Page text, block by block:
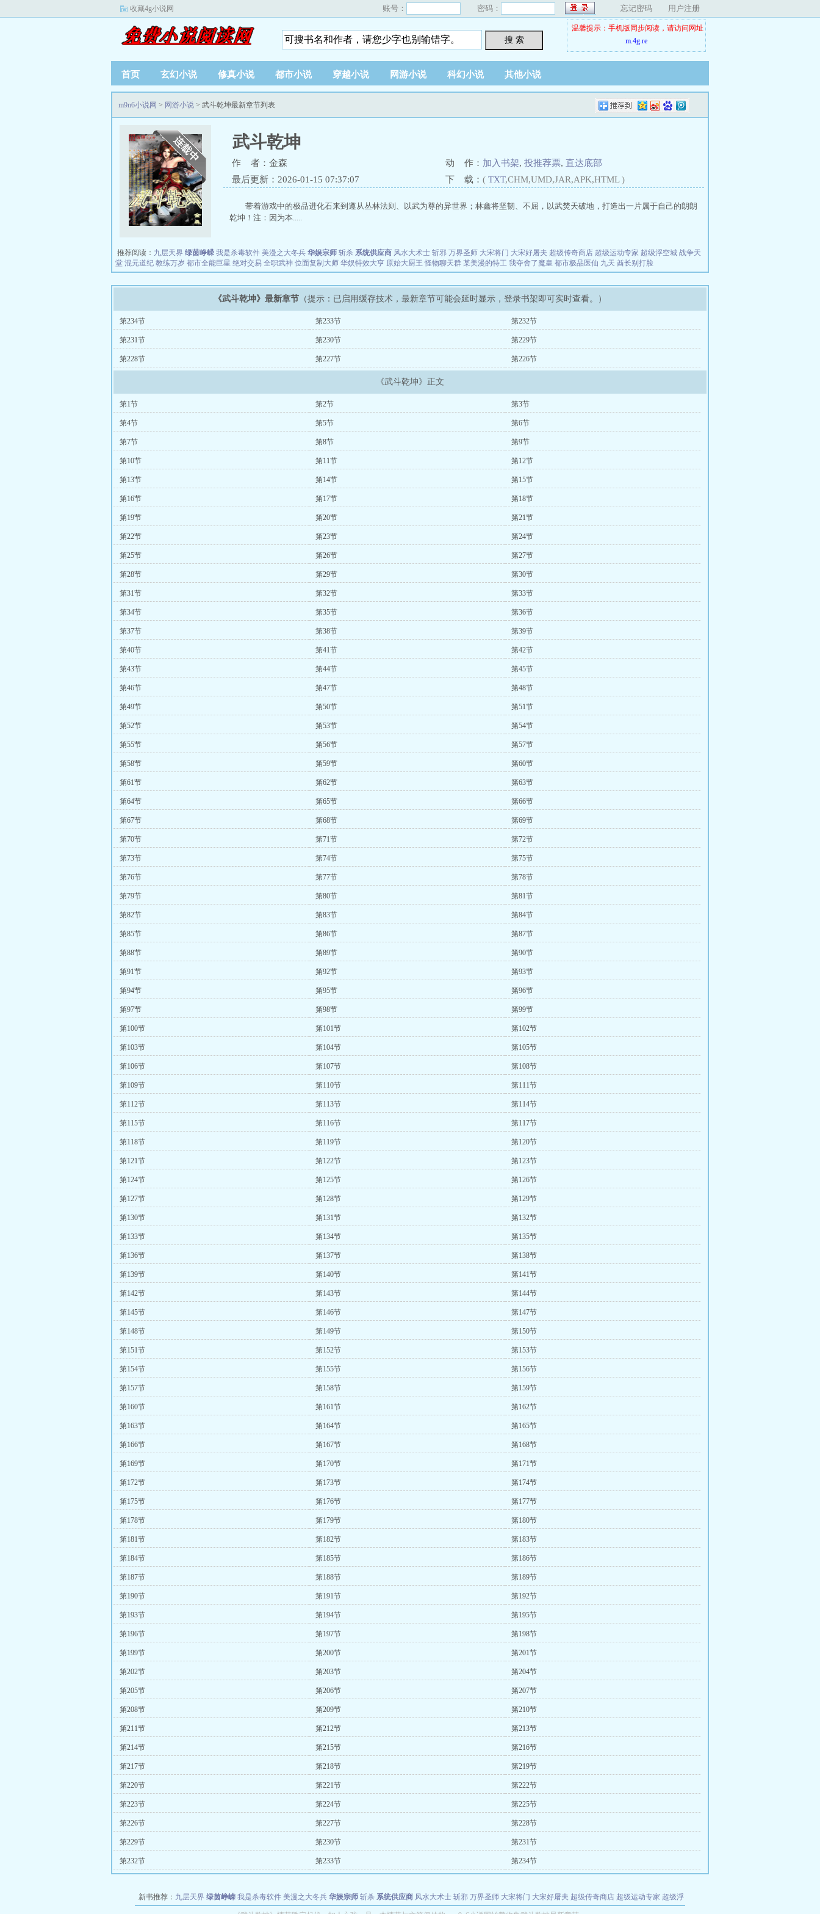
收藏4g小说网 账号： 密码： 忘记密码 用户注册
搜 索
温馨提示：手机版同步阅读，请访问网址
m.4g.re
首页 玄幻小说 修真小说 都市小说 穿越小说 网游小说 科幻小说 其他小说
m9n6小说网 > 网游小说 > 武斗乾坤最新章节列表
武斗乾坤
作 者：金森 动 作： 加入书架, 投推荐票, 直达底部
最后更新：2026-01-15 07:37:07
下 载： ( TXT,CHM,UMD,JAR,APK,HTML )
带着游戏中的极品进化石来到遵从丛林法则、以武为尊的异世界；林鑫将坚韧、不屈，以武焚天破地，打造出一片属于自己的朗朗
乾坤！注：因为本.....
推荐阅读： 九层天界 绿茵峥嵘 我是杀毒软件 美漫之大冬兵 华娱宗师 斩杀 系统供应商 风水大术士 斩邪 万界圣师 大宋将门 大宋好屠夫 超级传奇商店 超级运动专家 超级浮空城 战争天
堂 混元道纪 教练万岁 都市全能巨星 绝对交易 全职武神 位面复制大师 华娱特效大亨 原始大厨王 怪物聊天群 某美漫的特工 我夺舍了魔皇 都市极品医仙 九天 酋长别打脸
《武斗乾坤》最新章节 （提示：已启用缓存技术，最新章节可能会延时显示，登录书架即可实时查看。）
第234节 第233节 第232节
第231节 第230节 第229节
第228节 第227节 第226节
《武斗乾坤》正文
第1节 第2节 第3节
第4节 第5节 第6节
第7节 第8节 第9节
第10节 第11节 第12节
第13节 第14节 第15节
第16节 第17节 第18节
第19节 第20节 第21节
第22节 第23节 第24节
第25节 第26节 第27节
第28节 第29节 第30节
第31节 第32节 第33节
第34节 第35节 第36节
第37节 第38节 第39节
第40节 第41节 第42节
第43节 第44节 第45节
第46节 第47节 第48节
第49节 第50节 第51节
第52节 第53节 第54节
第55节 第56节 第57节
第58节 第59节 第60节
第61节 第62节 第63节
第64节 第65节 第66节
第67节 第68节 第69节
第70节 第71节 第72节
第73节 第74节 第75节
第76节 第77节 第78节
第79节 第80节 第81节
第82节 第83节 第84节
第85节 第86节 第87节
第88节 第89节 第90节
第91节 第92节 第93节
第94节 第95节 第96节
第97节 第98节 第99节
第100节 第101节 第102节
第103节 第104节 第105节
第106节 第107节 第108节
第109节 第110节 第111节
第112节 第113节 第114节
第115节 第116节 第117节
第118节 第119节 第120节
第121节 第122节 第123节
第124节 第125节 第126节
第127节 第128节 第129节
第130节 第131节 第132节
第133节 第134节 第135节
第136节 第137节 第138节
第139节 第140节 第141节
第142节 第143节 第144节
第145节 第146节 第147节
第148节 第149节 第150节
第151节 第152节 第153节
第154节 第155节 第156节
第157节 第158节 第159节
第160节 第161节 第162节
第163节 第164节 第165节
第166节 第167节 第168节
第169节 第170节 第171节
第172节 第173节 第174节
第175节 第176节 第177节
第178节 第179节 第180节
第181节 第182节 第183节
第184节 第185节 第186节
第187节 第188节 第189节
第190节 第191节 第192节
第193节 第194节 第195节
第196节 第197节 第198节
第199节 第200节 第201节
第202节 第203节 第204节
第205节 第206节 第207节
第208节 第209节 第210节
第211节 第212节 第213节
第214节 第215节 第216节
第217节 第218节 第219节
第220节 第221节 第222节
第223节 第224节 第225节
第226节 第227节 第228节
第229节 第230节 第231节
第232节 第233节 第234节
新书推荐： 九层天界 绿茵峥嵘 我是杀毒软件 美漫之大冬兵 华娱宗师 斩杀 系统供应商 风水大术士 斩邪 万界圣师 大宋将门 大宋好屠夫 超级传奇商店 超级运动专家 超级浮
教练万岁 都市全能巨星 绝对交易 全职武神 位面复制大师 华娱特效大亨 原始大厨王 怪物聊天群 某美漫的特工 我夺舍了魔皇